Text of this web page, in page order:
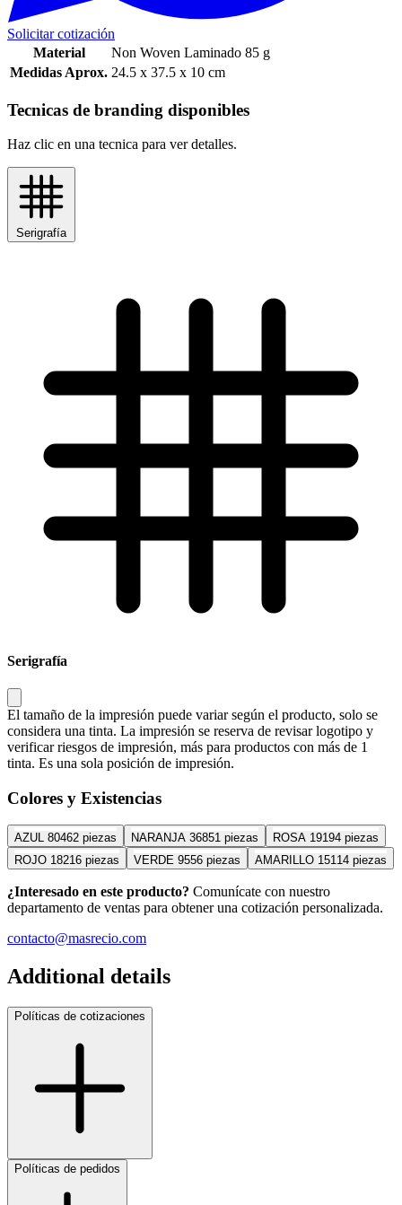
Solicitar cotización
Material
Non Woven Laminado 85 g
Medidas Aprox. 24.5 x 37.5 x 10 cm
Tecnicas de branding disponibles
Haz clic en una tecnica para ver detalles.
Serigrafía
Serigrafía
El tamaño de la impresión puede variar según el producto, solo se
considera una tinta. La impresión se reserva de revisar logotipo y
verificar riesgos de impresión, más para productos con más de 1
tinta. Es una sola posición de impresión.
Colores y Existencias
AZUL 80462 piezas NARANJA 36851 piezas ROSA 19194 piezas
ROJO 18216 piezas VERDE 9556 piezas AMARILLO 15114 piezas
¿Interesado en este producto? Comunícate con nuestro
departamento de ventas para obtener una cotización personalizada.
contacto@masrecio.com
Additional details
Políticas de cotizaciones
Políticas de pedidos